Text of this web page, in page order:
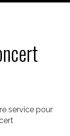
service pour